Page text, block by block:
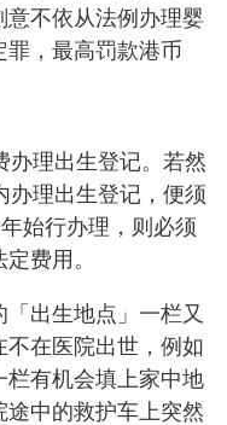
意不依从法例办理婴
罪，最高罚款港币
办理出生登记。若然
办理出生登记，便须
始行办理，则必须
费用。
出生地点」一栏又
在医院出世，例如
有机会填上家中地
中的救护车上突然